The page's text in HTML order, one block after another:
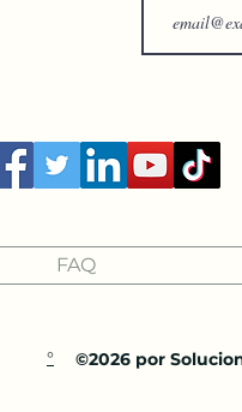
FAQ
©2026 por
°